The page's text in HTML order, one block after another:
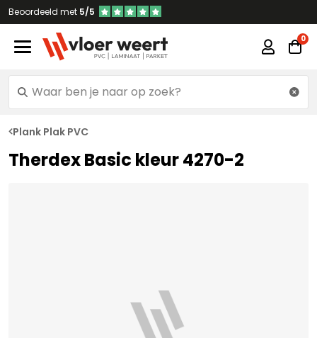
Beoordeeld met 5/5
Plank Plak PVC
Therdex Basic kleur 4270-2